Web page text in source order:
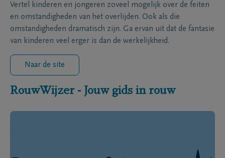
Vertel kinderen en jongeren zoveel mogelijk over de feiten
en omstandigheden van het overlijden. Ook als die
omstandigheden dramatisch zijn. Ga ervan uit dat de fantasie
van kinderen veel erger is dan de werkelijkheid.
Naar de site
RouwWijzer - Jouw gids in rouw